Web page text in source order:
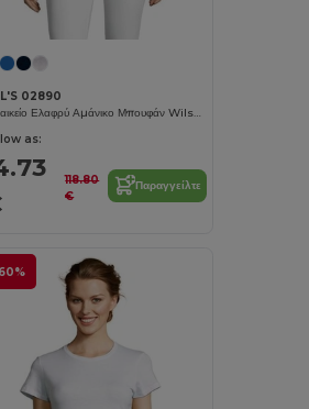
02890
as:
118.80
€
Παραγγείλτε